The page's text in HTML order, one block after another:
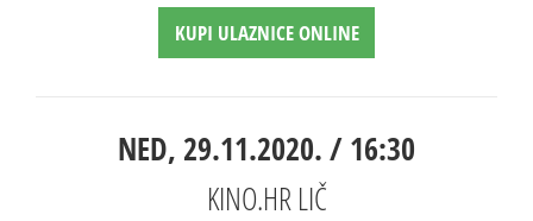
KUPI ULAZNICE ONLINE
NED, 29.11.2020. / 16:30
KINO.HR LIČ